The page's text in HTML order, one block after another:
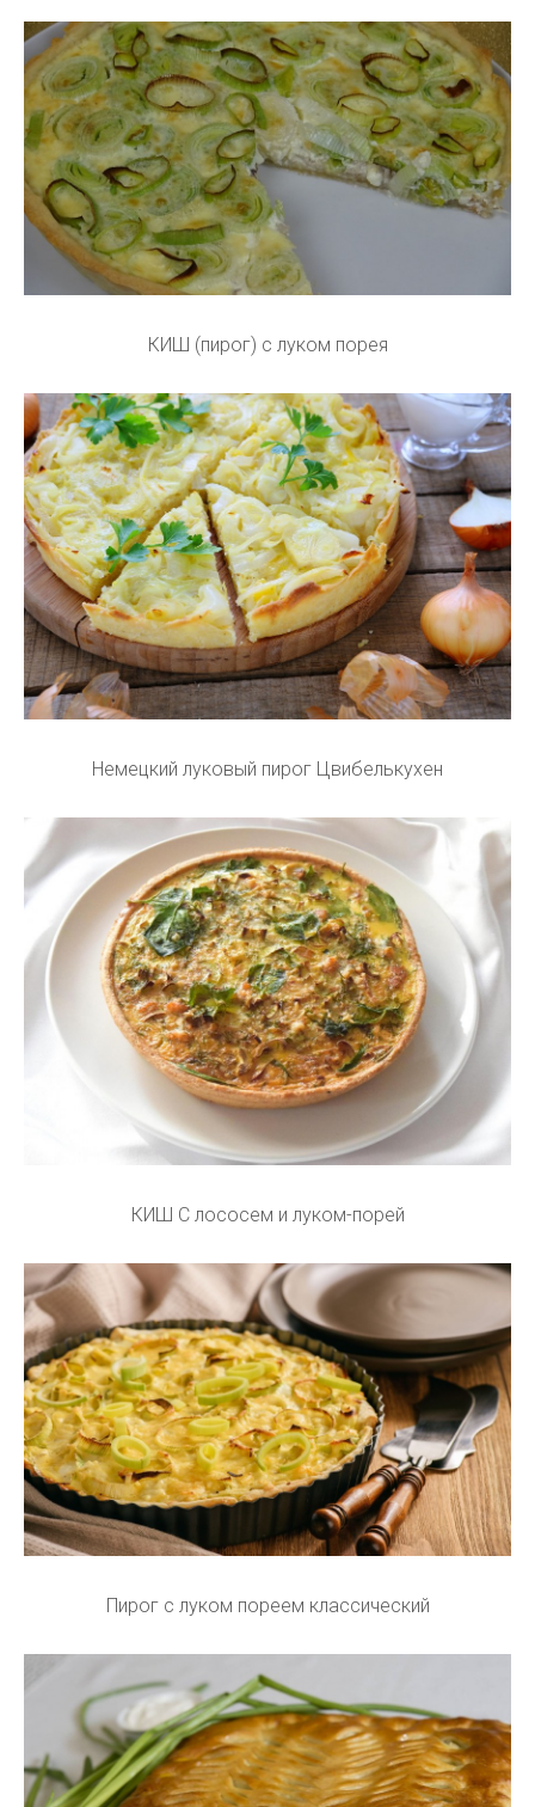
КИШ (пирог) с луком порея
Немецкий луковый пирог Цвибелькухен
КИШ С лососем и луком-порей
Пирог с луком пореем классический